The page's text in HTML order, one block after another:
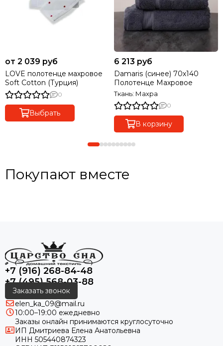
от 2 039 руб
LOVE полотенце махровое
Soft Cotton (Турция)
0
Выбрать
6 213 руб
Damaris (синее) 70х140
Полотенце Махровое
Ткань: Махра
0
В корзину
Покупают вместе
+7 (916) 268-84-48
+7 (495) 568-03-88
Заказать звонок
elen_ka_09@mail.ru
10:00–19:00 ежедневно
Заказы онлайн принимаются круглосуточно
ИП Дмитриева Елена Анатольевна
ИНН 505440874323